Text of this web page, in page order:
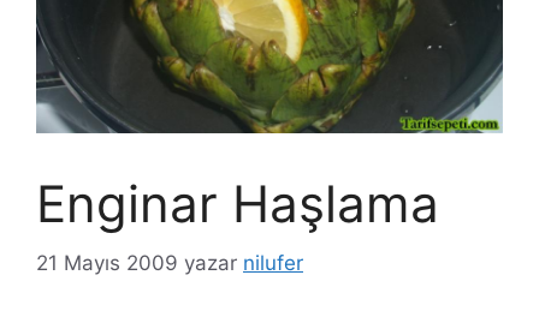
Enginar Haşlama
21 Mayıs 2009 yazar nilufer